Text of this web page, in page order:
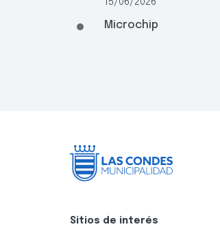
Microchip
Sitios de interés